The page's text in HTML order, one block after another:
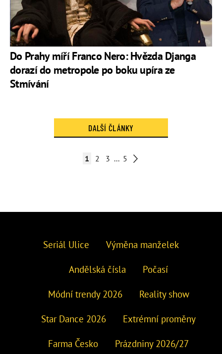
Do Prahy míří Franco Nero: Hvězda Djanga
dorazí do metropole po boku upíra ze
Stmívání
DALŠÍ ČLÁNKY
1 2 3 ... 5
Seriál Ulice Výměna manželek
Andělská čísla Počasí
Módní trendy 2026 Reality show
Star Dance 2026 Extrémní proměny
Farma Česko Prázdniny 2026/27